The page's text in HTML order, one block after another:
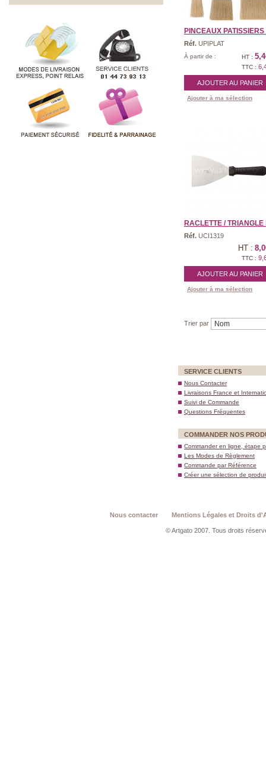
PINCEAUX PATISSIERS
Réf. UPIPLAT
À partir de : HT :
TTC :
AJOUTER AU PANIER
Ajouter à ma sélection
RACLETTE / TRIANGLE
Réf. UCI1319
HT :
TTC :
AJOUTER AU PANIER
Ajouter à ma sélection
Trier par
SERVICE CLIENTS
Nous Contacter
Livraisons France et
Suivi de Commande
Questions Fréquentes
COMMANDER NOS
Commander en ligne, étape
Les Modes de Règlement
Commande par Référence
Créer une sélection de
Nous contacter Mentions Légales et Droits
© Artgato 2007. Tous droits